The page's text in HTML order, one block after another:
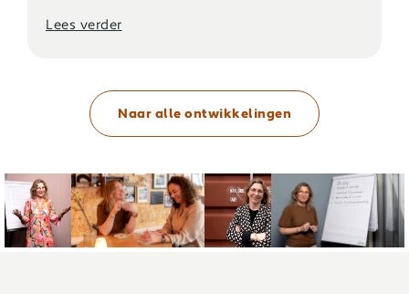
Lees verder
Naar alle ontwikkelingen